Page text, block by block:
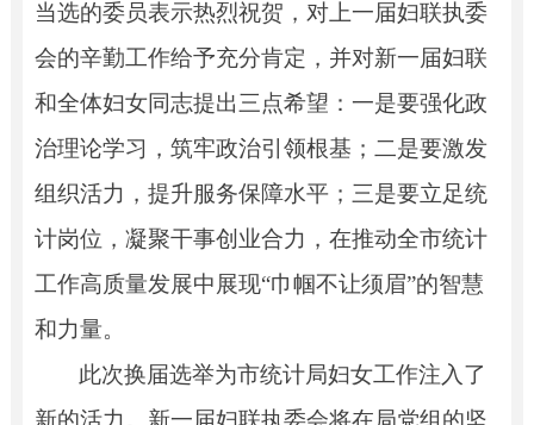
当选的委员表示热烈祝贺，对上一届妇联执委
会的辛勤工作给予充分肯定，并对新一届妇联
和全体妇女同志提出三点希望：一是要强化政
治理论学习，筑牢政治引领根基；二是要激发
组织活力，提升服务保障水平；三是要立足统
计岗位，凝聚干事创业合力，在推动全市统计
工作高质量发展中展现“巾帼不让须眉”的智慧
和力量。
此次换届选举为市统计局妇女工作注入了
新的活力。新一届妇联执委会将在局党组的坚